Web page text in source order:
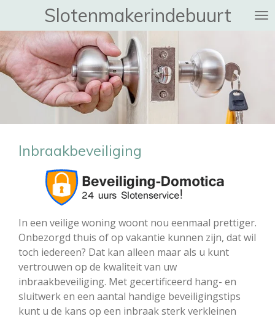
naar
de
hoofdinhoud
Slotenmakerindebuurt
Inbraakbeveiliging
In een veilige woning woont nou eenmaal prettiger.
Onbezorgd thuis of op vakantie kunnen zijn, dat wil
toch iedereen? Dat kan alleen maar als u kunt
vertrouwen op de kwaliteit van uw
inbraakbeveiliging. Met gecertificeerd hang- en
sluitwerk en een aantal handige beveiligingstips
kunt u de kans op een inbraak sterk verkleinen